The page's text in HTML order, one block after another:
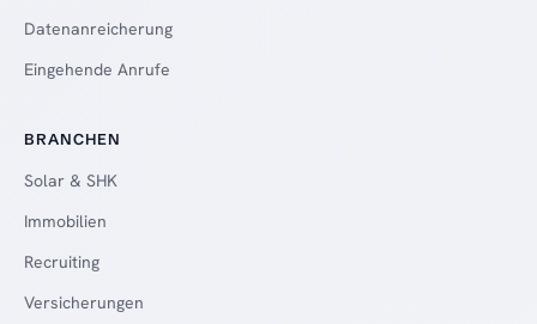
Datenanreicherung
Eingehende Anrufe
BRANCHEN
Solar & SHK
Immobilien
Recruiting
Versicherungen